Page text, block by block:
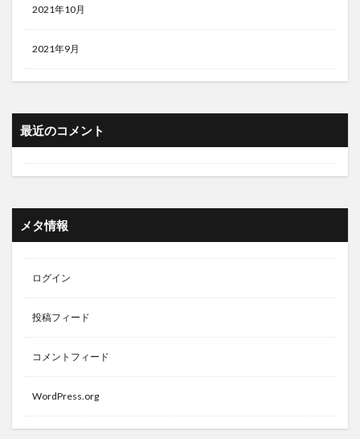
2021年10月
2021年9月
最近のコメント
メタ情報
ログイン
投稿フィード
コメントフィード
WordPress.org